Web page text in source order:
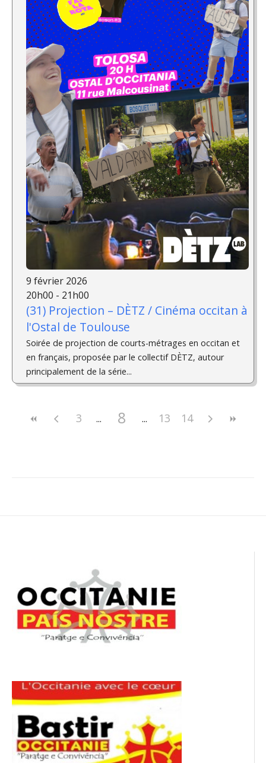
9 février 2026
20h00 - 21h00
(31) Projection – DÈTZ / Cinéma occitan à
l'Ostal de Toulouse
Soirée de projection de courts-métrages en occitan et
en français, proposée par le collectif DÈTZ, autour
principalement de la série...
3 8 13 14